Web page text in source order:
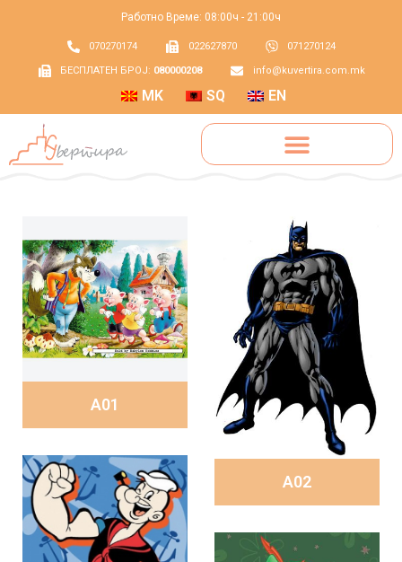
Работно Време: 08:00ч - 21:00ч
070270174 022627870 071270124
БЕСПЛАТЕН БРОЈ: 080000208 info@kuvertira.com.mk
MK SQ EN
A01
A02